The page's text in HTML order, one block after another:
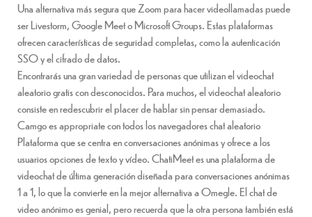
Una alternativa más segura que Zoom para hacer videollamadas puede
ser Livestorm, Google Meet o Microsoft Groups. Estas plataformas
ofrecen características de seguridad completas, como la autenticación
SSO y el cifrado de datos.
Encontrarás una gran variedad de personas que utilizan el videochat
aleatorio gratis con desconocidos. Para muchos, el videochat aleatorio
consiste en redescubrir el placer de hablar sin pensar demasiado.
Camgo es appropriate con todos los navegadores chat aleatorio
Plataforma que se centra en conversaciones anónimas y ofrece a los
usuarios opciones de texto y vídeo. ChatiMeet es una plataforma de
videochat de última generación diseñada para conversaciones anónimas
1 a 1, lo que la convierte en la mejor alternativa a Omegle. El chat de
video anónimo es genial, pero recuerda que la otra persona también está